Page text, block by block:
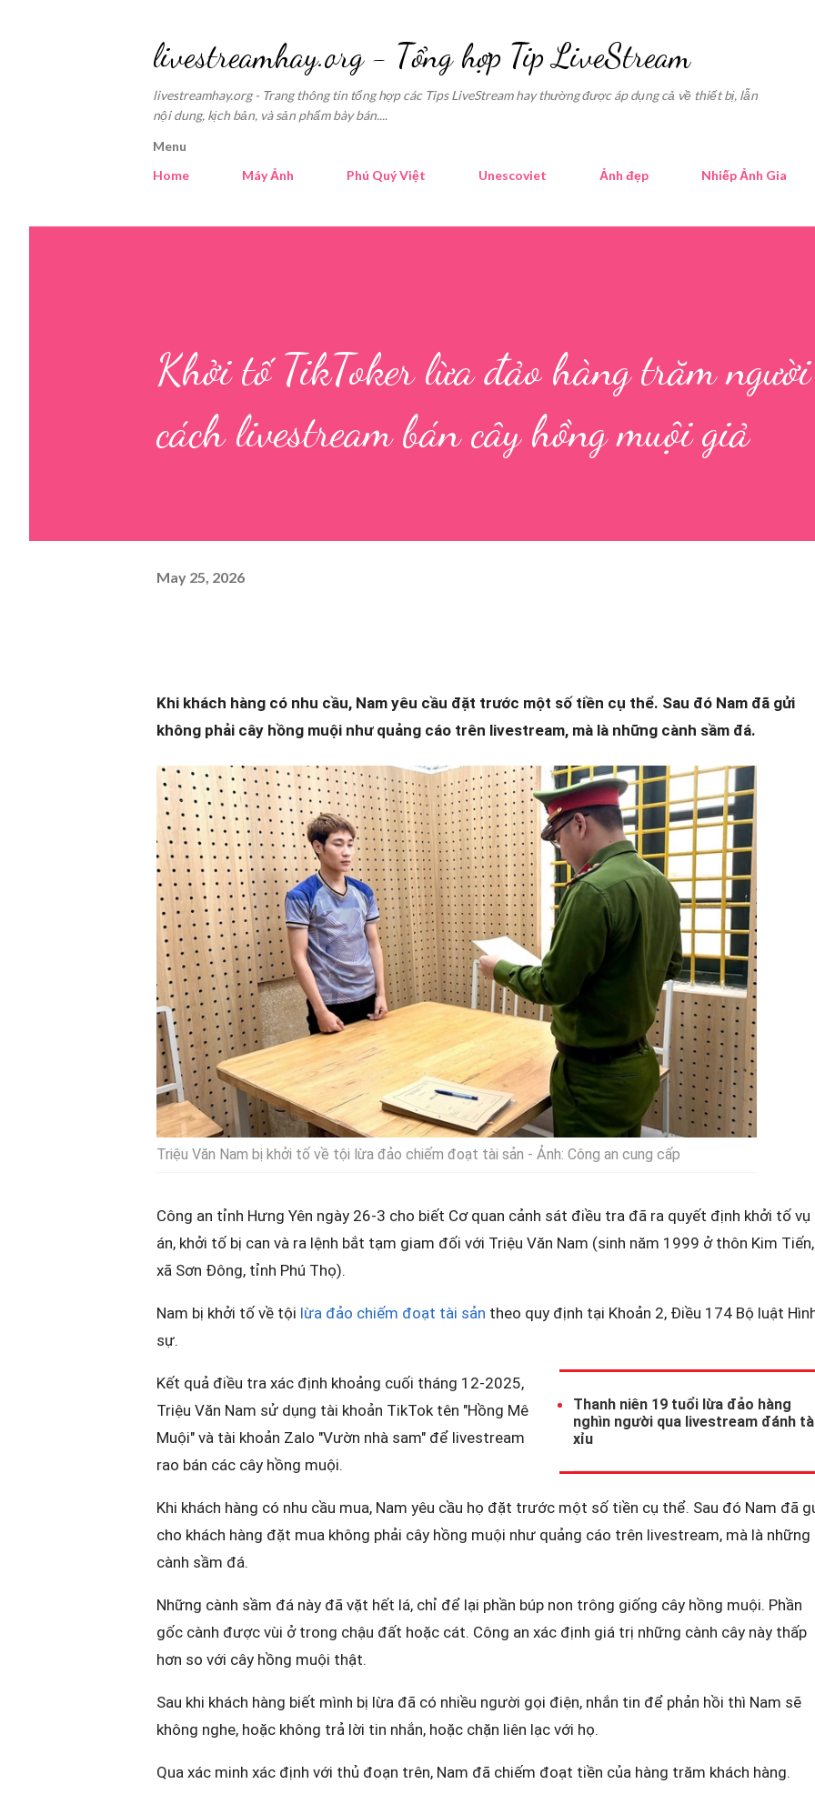
livestreamhay.org - Tổng hợp Tip LiveStream
livestreamhay.org - Trang thông tin tổng hợp các Tips LiveStream hay thường được áp dụng cả về thiết bị, lẫn
nội dung, kịch bản, và sản phẩm bày bán....
Menu
Home
Máy Ảnh Phú Quý Việt Unescoviet Ảnh đẹp Nhiếp Ảnh Gia
Khởi tố TikToker lừa đảo hàng trăm
cách livestream bán cây hồng muội giả
May 25, 2026
Khi khách hàng có nhu cầu, Nam yêu cầu đặt trước một số tiền cụ thể. Sau đó Nam đã gửi
không phải cây hồng muội như quảng cáo trên livestream, mà là những cành sầm đá.
Triệu Văn Nam bị khởi tố về tội lừa đảo chiếm đoạt tài sản - Ảnh: Công an cung cấp
Công an tỉnh Hưng Yên ngày 26-3 cho biết Cơ quan cảnh sát điều tra đã ra quyết định khởi tố vụ
án, khởi tố bị can và ra lệnh bắt tạm giam đối với Triệu Văn Nam (sinh năm 1999 ở thôn Kim Tiến,
xã Sơn Đông, tỉnh Phú Thọ).
Nam bị khởi tố về tội lừa đảo chiếm đoạt tài sản theo quy định tại Khoản 2, Điều 174 Bộ luật
sự.
Thanh niên 19 tuổi lừa đảo hàng
nghìn người qua livestream đánh
xỉu
Kết quả điều tra xác định khoảng cuối tháng 12-2025,
Triệu Văn Nam sử dụng tài khoản TikTok tên "Hồng Mê
Muội" và tài khoản Zalo "Vườn nhà sam" để livestream
rao bán các cây hồng muội.
Khi khách hàng có nhu cầu mua, Nam yêu cầu họ đặt trước một số tiền cụ thể. Sau đó Nam đã
cho khách hàng đặt mua không phải cây hồng muội như quảng cáo trên livestream, mà là những
cành sầm đá.
Những cành sầm đá này đã vặt hết lá, chỉ để lại phần búp non trông giống cây hồng muội. Phần
gốc cành được vùi ở trong chậu đất hoặc cát. Công an xác định giá trị những cành cây này thấp
hơn so với cây hồng muội thật.
Sau khi khách hàng biết mình bị lừa đã có nhiều người gọi điện, nhắn tin để phản hồi thì Nam sẽ
không nghe, hoặc không trả lời tin nhắn, hoặc chặn liên lạc với họ.
Qua xác minh xác định với thủ đoạn trên, Nam đã chiếm đoạt tiền của hàng trăm khách hàng.